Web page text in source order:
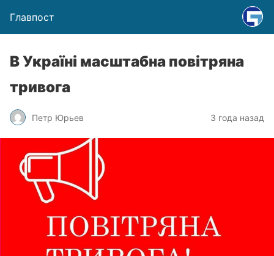
Главпост
В Україні масштабна повітряна
тривога
Петр Юрьев 3 года назад